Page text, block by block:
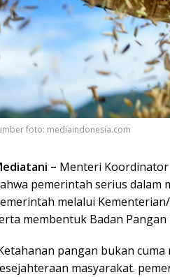
foto: mediaindonesia.com
– Menteri
pemerintah serius dalam
melalui
membentuk Badan Pangan
pangan bukan
masyarakat.